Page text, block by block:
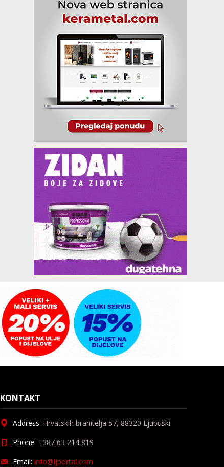
KONTAKT
Address: Hrvatskih branitelja 57, 88320 Ljubuški
Phone: +387 63 214 819
Email: info@ljportal.com